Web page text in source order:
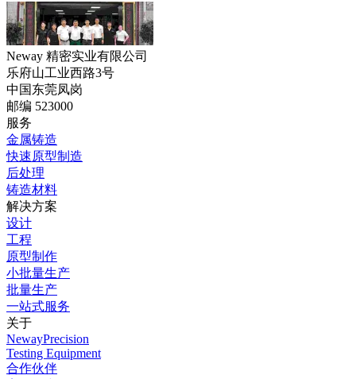
Neway 精密实业有限公司
乐府山工业西路3号
中国东莞凤岗
邮编 523000
服务
金属铸造
快速原型制造
后处理
铸造材料
解决方案
设计
工程
原型制作
小批量生产
批量生产
一站式服务
关于
NewayPrecision
Testing Equipment
合作伙伴